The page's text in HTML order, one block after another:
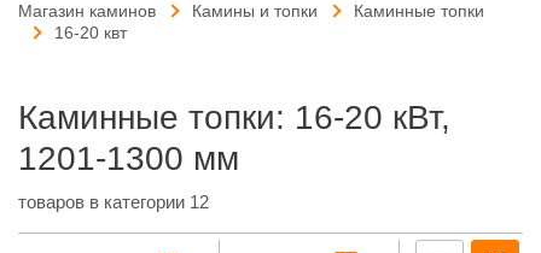
Магазин каминов Камины и топки
Каминные топки
16-20 квт
Каминные топки: 16-20 кВт,
1201-1300 мм
товаров в категории 12